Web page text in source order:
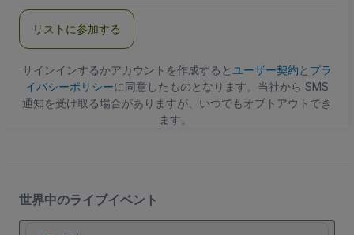
ア
ス
リストに参加する
サインインするかアカウントを作成すると ユーザー契約と プラ
イバシーポリシーに同意したものとなります。当社から SMS
通知を受け取る場合がありますが、いつでもオプトアウトでき
ます。
世界中のライブイベント